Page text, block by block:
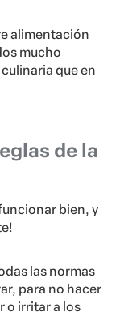
alimentación
mucho
que en
de la
bien, y
las normas
para no hacer
o irritar a los